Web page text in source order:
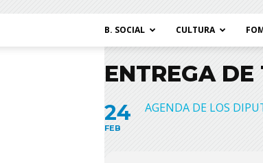
B. SOCIAL CULTURA
ENTREGA
24
FEB
AGENDA DE LOS